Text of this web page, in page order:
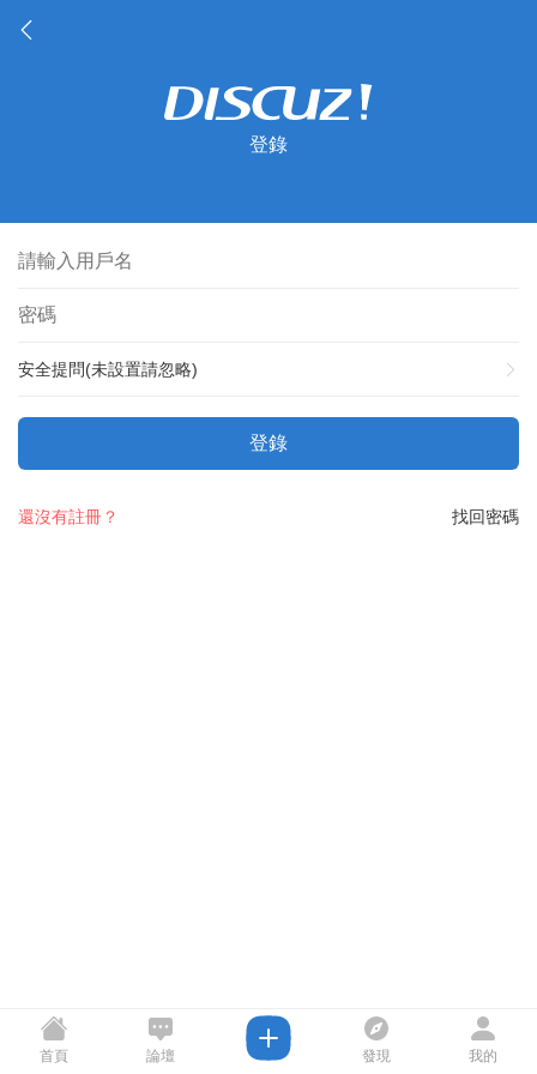
登錄
安全提問(未設置請忽略)
登錄
找回密碼
還沒有註冊？
首頁 論壇 發現 我的